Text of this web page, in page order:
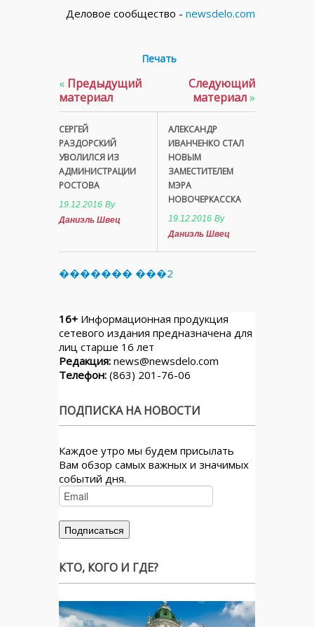
Деловое сообщество - newsdelo.com
Печать
« Предыдущий
материал
СЕРГЕЙ
РАЗДОРСКИЙ
УВОЛИЛСЯ ИЗ
АДМИНИСТРАЦИИ
РОСТОВА
19.12.2016 By
Даниэль Швец
Следующий
материал»
АЛЕКСАНДР
ИВАНЧЕНКО СТАЛ
НОВЫМ
ЗАМЕСТИТЕЛЕМ
МЭРА
НОВОЧЕРКАССКА
19.12.2016 By
Даниэль Швец
������� ���2
16+ Информационная продукция
сетевого издания предназначена для
лиц старше 16 лет
Редакция: news@newsdelo.com
Телефон: (863) 201-76-06
ПОДПИСКА НА НОВОСТИ
Каждое утро мы будем присылать
Вам обзор самых важных и значимых
событий дня.
КТО, КОГО И ГДЕ?